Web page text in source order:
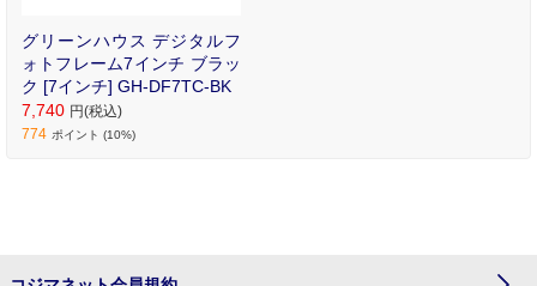
グリーンハウス デジタルフ
ォトフレーム7インチ ブラッ
ク [7インチ] GH-DF7TC-BK
7,740 円(税込)
774 ポイント (10%)